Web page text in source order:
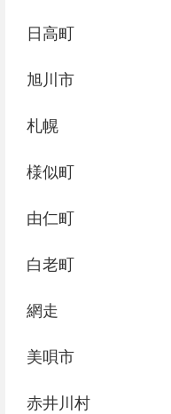
日高町
旭川市
札幌
様似町
由仁町
白老町
網走
美唄市
赤井川村